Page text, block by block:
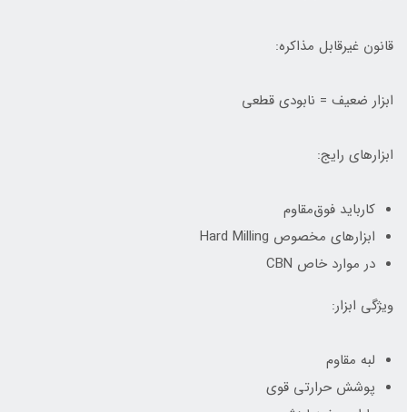
قانون غیرقابل مذاکره:
ابزار ضعیف = نابودی قطعی
ابزارهای رایج:
کارباید فوق‌مقاوم
ابزارهای مخصوص Hard Milling
در موارد خاص CBN
ویژگی ابزار:
لبه مقاوم
پوشش حرارتی قوی